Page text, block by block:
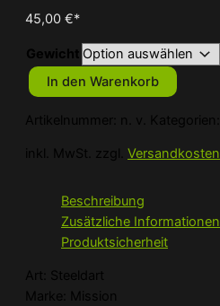
45,00 €*
Gewicht
Mission
Rebus
Steeldart
In den Warenkorb
Artikelnummer: n. v. Kategorien:
inkl. MwSt. zzgl. Versandkosten
Beschreibung
Zusätzliche Informationen
Produktsicherheit
Art: Steeldart
Marke: Mission